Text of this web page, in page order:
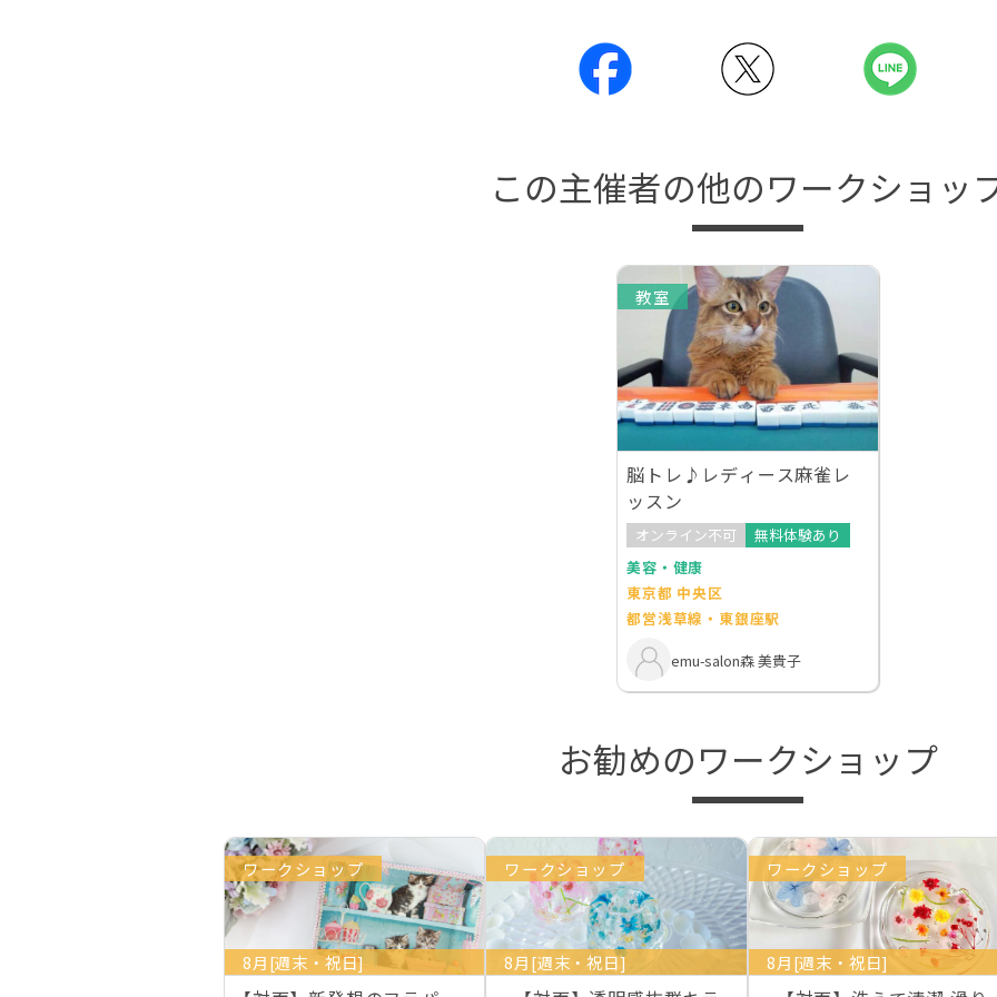
この主催者の他のワークショッ
教室
脳トレ♪レディース麻雀レ
ッスン
オンライン不可
無料体験あり
美容・健康
東京都 中央区
都営浅草線・東銀座駅
emu-salon森 美貴子
お勧めのワークショップ
ワークショップ
8月[週末・祝日]
ワークショップ
8月[週末・祝日]
ワークショップ
8月[週末・祝日]